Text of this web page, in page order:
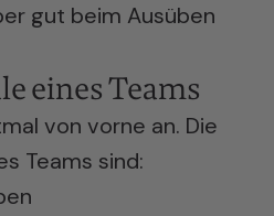
gut beim Ausüben
eines Teams
von vorne an. Die
Teams sind: